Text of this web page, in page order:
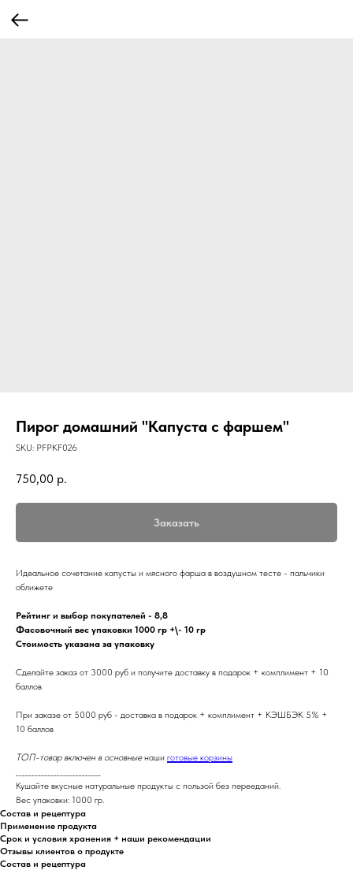
Пирог домашний "Капуста с фаршем"
SKU: PFPKF026
750,00 р.
Заказать
Идеальное сочетание капусты и мясного фарша в воздушном тесте - пальчики
оближете
Рейтинг и выбор покупателей - 8,8
Фасовочный вес упаковки 1000 гр +\- 10 гр
Стоимость указана за упаковку
Сделайте заказ от 3000 руб и получите доставку в подарок + комплимент + 10
баллов
При заказе от 5000 руб - доставка в подарок + комплимент + КЭШБЭК 5% +
10 баллов
ТОП-товар включен в основныенаши готовые корзины
Кушайте вкусные натуральные продукты с пользой без перееданий.
Вес упаковки: 1000 гр.
Состав и рецептура
Применение продукта
Срок и условия хранения + наши рекомендации
Отзывы клиентов о продукте
Состав и рецептура